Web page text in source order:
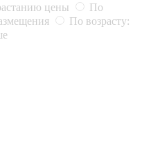
цены
По
По возрасту: